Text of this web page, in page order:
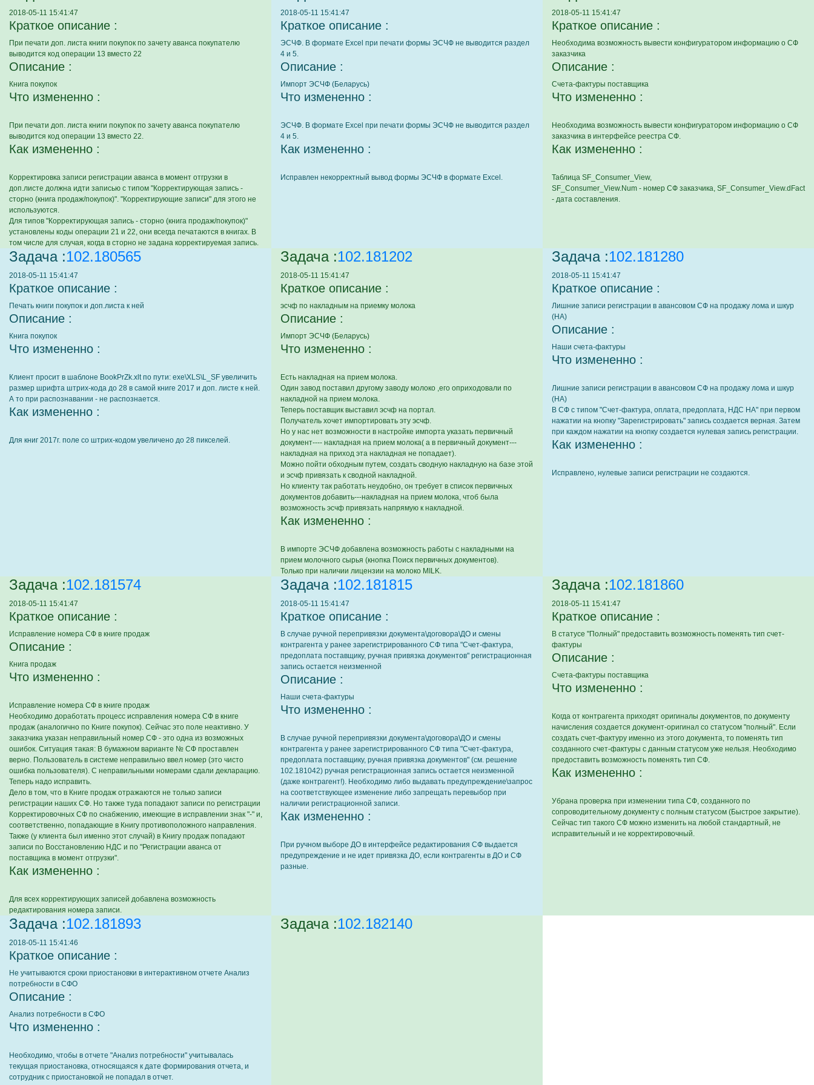
2018-05-11 15:41:47
Краткое описание :
При печати доп. листа книги покупок по зачету аванса покупателю
выводится код операции 13 вместо 22
Описание :
Книга покупок
Что измененно :
При печати доп. листа книги покупок по зачету аванса покупателю
выводится код операции 13 вместо 22.
Как измененно :
Корректировка записи регистрации аванса в момент отгрузки в
доп.листе должна идти записью с типом "Корректирующая запись -
сторно (книга продаж/покупок)". "Корректирующие записи" для этого не
используются.
Для типов "Корректирующая запись - сторно (книга продаж/покупок)"
установлены коды операции 21 и 22, они всегда печатаются в книгах. В
том числе для случая, когда в сторно не задана корректируемая запись.
2018-05-11 15:41:47
Краткое описание :
ЭСЧФ. В формате Excel при печати формы ЭСЧФ не выводится раздел
4 и 5.
Описание :
Импорт ЭСЧФ (Беларусь)
Что измененно :
ЭСЧФ. В формате Excel при печати формы ЭСЧФ не выводится раздел
4 и 5.
Как измененно :
Исправлен некорректный вывод формы ЭСЧФ в формате Excel.
2018-05-11 15:41:47
Краткое описание :
Необходима возможность вывести конфигуратором информацию о СФ
заказчика
Описание :
Счета-фактуры поставщика
Что измененно :
Необходима возможность вывести конфигуратором информацию о СФ
заказчика в интерфейсе реестра СФ.
Как измененно :
Таблица SF_Consumer_View,
SF_Consumer_View.Num - номер СФ заказчика, SF_Consumer_View.dFact
- дата составления.
Задача :102.180565
2018-05-11 15:41:47
Краткое описание :
Печать книги покупок и доп.листа к ней
Описание :
Книга покупок
Что измененно :
Клиент просит в шаблоне BookPrZk.xlt по пути: exe\XLS\L_SF увеличить
размер шрифта штрих-кода до 28 в самой книге 2017 и доп. листе к ней.
А то при распознавании - не распознается.
Как измененно :
Для книг 2017г. поле со штрих-кодом увеличено до 28 пикселей.
Задача :102.181202
2018-05-11 15:41:47
Краткое описание :
эсчф по накладным на приемку молока
Описание :
Импорт ЭСЧФ (Беларусь)
Что измененно :
Есть накладная на прием молока.
Один завод поставил другому заводу молоко ,его оприходовали по
накладной на прием молока.
Теперь поставщик выставил эсчф на портал.
Получатель хочет импортировать эту эсчф.
Но у нас нет возможности в настройке импорта указать первичный
документ---- накладная на прием молока( а в первичный документ---
накладная на приход эта накладная не попадает).
Можно пойти обходным путем, создать сводную накладную на базе этой
и эсчф привязать к сводной накладной.
Но клиенту так работать неудобно, он требует в список первичных
документов добавить---накладная на прием молока, чтоб была
возможность эсчф привязать напрямую к накладной.
Как измененно :
В импорте ЭСЧФ добавлена возможность работы с накладными на
прием молочного сырья (кнопка Поиск первичных документов).
Только при наличии лицензии на молоко MILK.
Задача :102.181280
2018-05-11 15:41:47
Краткое описание :
Лишние записи регистрации в авансовом СФ на продажу лома и шкур
(НА)
Описание :
Наши счета-фактуры
Что измененно :
Лишние записи регистрации в авансовом СФ на продажу лома и шкур
(НА)
В СФ с типом "Счет-фактура, оплата, предоплата, НДС НА" при первом
нажатии на кнопку "Зарегистрировать" запись создается верная. Затем
при каждом нажатии на кнопку создается нулевая запись регистрации.
Как измененно :
Исправлено, нулевые записи регистрации не создаются.
Задача :102.181574
2018-05-11 15:41:47
Краткое описание :
Исправление номера СФ в книге продаж
Описание :
Книга продаж
Что измененно :
Исправление номера СФ в книге продаж
Необходимо доработать процесс исправления номера СФ в книге
продаж (аналогично по Книге покупок). Сейчас это поле неактивно. У
заказчика указан неправильный номер СФ - это одна из возможных
ошибок. Ситуация такая: В бумажном варианте № СФ проставлен
верно. Пользователь в системе неправильно ввел номер (это чисто
ошибка пользователя). С неправильными номерами сдали декларацию.
Теперь надо исправить.
Дело в том, что в Книге продаж отражаются не только записи
регистрации наших СФ. Но также туда попадают записи по регистрации
Корректировочных СФ по снабжению, имеющие в исправлении знак "-" и,
соответственно, попадающие в Книгу противоположного направления.
Также (у клиента был именно этот случай) в Книгу продаж попадают
записи по Восстановлению НДС и по "Регистрации аванса от
поставщика в момент отгрузки".
Как измененно :
Для всех корректирующих записей добавлена возможность
редактирования номера записи.
Задача :102.181815
2018-05-11 15:41:47
Краткое описание :
В случае ручной перепривязки документа\договора\ДО и смены
контрагента у ранее зарегистрированного СФ типа "Счет-фактура,
предоплата поставщику, ручная привязка документов" регистрационная
запись остается неизменной
Описание :
Наши счета-фактуры
Что измененно :
В случае ручной перепривязки документа\договора\ДО и смены
контрагента у ранее зарегистрированного СФ типа "Счет-фактура,
предоплата поставщику, ручная привязка документов" (см. решение
102.181042) ручная регистрационная запись остается неизменной
(даже контрагент!). Необходимо либо выдавать предупреждение\запрос
на соответствующее изменение либо запрещать перевыбор при
наличии регистрационной записи.
Как измененно :
При ручном выборе ДО в интерфейсе редактирования СФ выдается
предупреждение и не идет привязка ДО, если контрагенты в ДО и СФ
разные.
Задача :102.181860
2018-05-11 15:41:47
Краткое описание :
В статусе "Полный" предоставить возможность поменять тип счет-
фактуры
Описание :
Счета-фактуры поставщика
Что измененно :
Когда от контрагента приходят оригиналы документов, по документу
начисления создается документ-оригинал со статусом "полный". Если
создать счет-фактуру именно из этого документа, то поменять тип
созданного счет-фактуры с данным статусом уже нельзя. Необходимо
предоставить возможность поменять тип СФ.
Как измененно :
Убрана проверка при изменении типа СФ, созданного по
сопроводительному документу с полным статусом (Быстрое закрытие).
Сейчас тип такого СФ можно изменить на любой стандартный, не
исправительный и не корректировочный.
Задача :102.181893
2018-05-11 15:41:46
Краткое описание :
Не учитываются сроки приостановки в интерактивном отчете Анализ
потребности в СФО
Описание :
Анализ потребности в СФО
Что измененно :
Необходимо, чтобы в отчете "Анализ потребности" учитывалась
текущая приостановка, относящаяся к дате формирования отчета, и
сотрудник с приостановкой не попадал в отчет.
Задача :102.182140